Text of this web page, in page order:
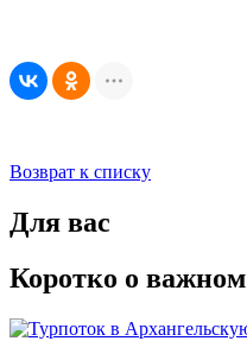
Возврат к списку
Для вас
Коротко о важном